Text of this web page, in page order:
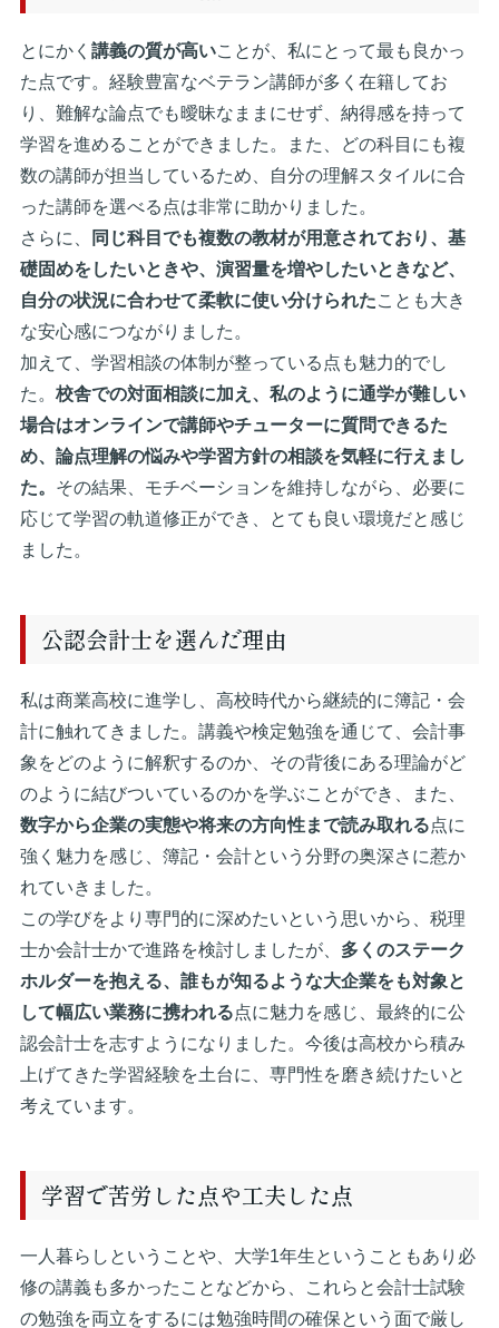
とにかく 講義の質が高いことが、私にとって最も良かっ
た点です。経験豊富なベテラン講師が多く在籍してお
り、難解な論点でも曖昧なままにせず、納得感を持って
学習を進めることができました。また、どの科目にも複
数の講師が担当しているため、自分の理解スタイルに合
った講師を選べる点は非常に助かりました。
さらに、
同じ科目でも複数の教材が用意されており、基
礎固めをしたいときや、演習量を増やしたいときなど、
自分の状況に合わせて柔軟に使い分けられたことも大き
な安心感につながりました。
加えて、学習相談の体制が整っている点も魅力的でし
た。 校舎での対面相談に加え、私のように通学が難しい
場合はオンラインで講師やチューターに質問できるた
め、論点理解の悩みや学習方針の相談を気軽に行えまし
た。 その結果、モチベーションを維持しながら、必要に
応じて学習の軌道修正ができ、とても良い環境だと感じ
ました。
公認会計士を選んだ理由
私は商業高校に進学し、高校時代から継続的に簿記・会
計に触れてきました。講義や検定勉強を通じて、会計事
象をどのように解釈するのか、その背後にある理論がど
のように結びついているのかを学ぶことができ、また、
数字から企業の実態や将来の方向性まで読み取れる点に
強く魅力を感じ、簿記・会計という分野の奥深さに惹か
れていきました。
この学びをより専門的に深めたいという思いから、税理
士か会計士かで進路を検討しましたが、 多くのステーク
ホルダーを抱える、誰もが知るような大企業をも対象と
して幅広い業務に携われる点に魅力を感じ、最終的に公
認会計士を志すようになりました。今後は高校から積み
上げてきた学習経験を土台に、専門性を磨き続けたいと
考えています。
学習で苦労した点や工夫した点
一人暮らしということや、大学1年生ということもあり必
修の講義も多かったことなどから、これらと会計士試験
の勉強を両立をするには勉強時間の確保という面で厳し